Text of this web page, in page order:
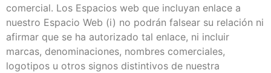
comercial. Los Espacios web que incluyan enlace a
nuestro Espacio Web (i) no podrán falsear su relación ni
afirmar que se ha autorizado tal enlace, ni incluir
marcas, denominaciones, nombres comerciales,
logotipos u otros signos distintivos de nuestra